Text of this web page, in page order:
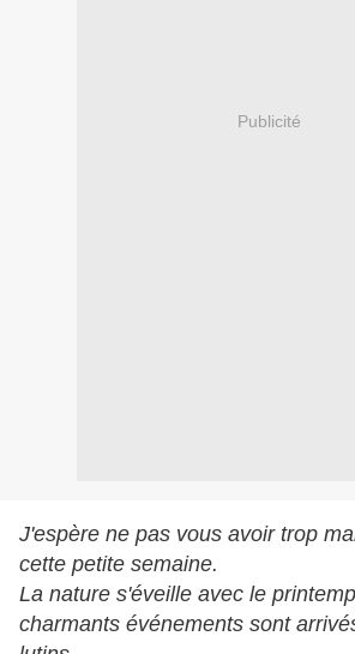
Publicité
J'espère ne pas vous avoir trop
cette petite semaine.
La nature s'éveille avec le
charmants événements sont